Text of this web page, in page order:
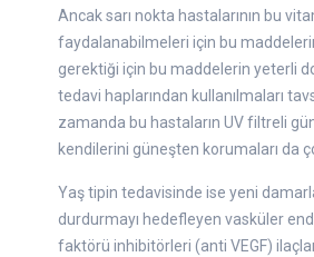
Ancak sarı nokta hastalarının bu
faydalanabilmeleri için bu
gerektiği için bu maddelerin yeterli
tedavi haplarından kullanılmaları
zamanda bu hastaların UV filtreli
kendilerini güneşten korumaları da
Yaş tipin tedavisinde ise yeni
durdurmayı hedefleyen vasküler
faktörü inhibitörleri (anti VEGF)